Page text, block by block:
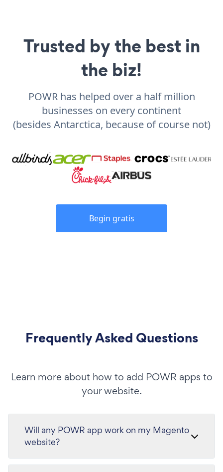
Trusted by the best in
the biz!
POWR has helped over a half million
businesses on every continent
(besides Antarctica, because of course not)
Begin gratis
Frequently Asked Questions
Learn more about how to add POWR apps to
your website.
Will any POWR app work on my Magento
website?